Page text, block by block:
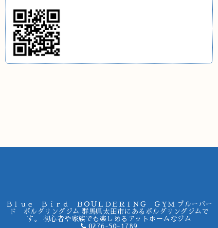
Ｂｌｕｅ Ｂｉｒｄ ＢＯＵＬＤＥＲＩＮＧ ＧＹＭ ブルーバー
ド ボルダリングジム 群馬県太田市にあるボルダリングジムで
す。 初心者や家族でも楽しめるアットホームなジム
0276-50-1789